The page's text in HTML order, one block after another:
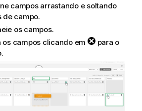
campos arrastando e soltando
de campo.
os campos.
os campos clicando em
para o